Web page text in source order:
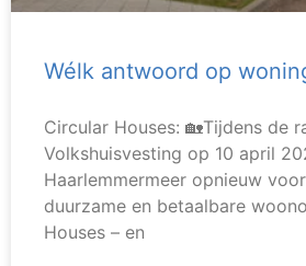
Wélk antwoord op
Circular Houses: 🏡Tijdens de
Volkshuisvesting op 10 april
Haarlemmermeer opnieuw
duurzame en betaalbare
Houses – en